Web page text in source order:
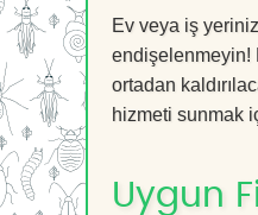
Ev veya iş
endişelenmeyin!
ortadan
hizmeti sunmak
Uygun